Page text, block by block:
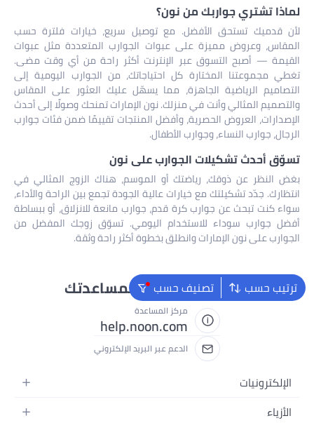
لماذا تشتري جواربك من نون؟
لأن قدميك تستحق الأفضل. مع توصيل سريع، خيارات فلترة حسب
المقاس، وعروض مميزة على عبوات الجوارب المتعددة مثل عبوات
القيمة — أصبح التسوق عبر الإنترنت أكثر راحة من أي وقت مضى.
تغطي مجموعتنا المختارة كل احتياجاتك، من الجوارب اليومية إلى
التصاميم الرياضية الجاهزة، مما يسهّل عليك العثور على المقاس
والتصميم المثالي وأنت في منزلك. نون الإمارات تمنحك وصولًا إلى أحدث
الإصدارات، العروض الحصرية، وأفضل المنتجات تقييمًا ضمن فئات جوارب
الرجال، جوارب النساء، وجوارب الأطفال.
تسوّق أحدث تشكيلات الجوارب على نون
بغض النظر عن ذوقك، رياضتك أو الموسم، هناك الزوج المثالي في
انتظارك. جدّد تشكيلتك مع خيارات عالية الجودة تجمع بين الراحة والأداء،
سواء كنت تبحث عن جوارب كرة قدم، جوارب مانعة للانزلاق، أو ببساطة
أفضل جوارب سوداء للاستخدام اليومي. تسوّق زوجك المفضل من
الجوارب على نون الإمارات وانطلق بخطوة أكثر راحة وثقة.
ترتيب حسب تصنيف حسب
نحن دائماً جاهزون لمساعدتك
مركز المساعدة
help.noon.com
الدعم عبر البريد الإلكتروني
الإلكترونيات
الجوالات
الأزياء